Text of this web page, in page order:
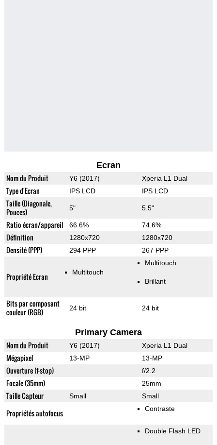
Ecran
Nom du Produit Y6 (2017) Xperia L1 Dual
Type d'Ecran IPS LCD IPS LCD
Taille (Diagonale,
Pouces)
5" 5.5"
Ratio écran/appareil 66.6% 74.6%
Définition 1280x720 1280x720
Densité (PPP) 294 PPP 267 PPP
Propriété Ecran Multitouch
Multitouch
Brillant
Bits par composant
couleur (RGB)
24 bit 24 bit
Primary Camera
Nom du Produit Y6 (2017) Xperia L1 Dual
Mégapixel 13-MP 13-MP
Ouverture (f-stop) f/2.2
Focale (35mm) 25mm
Taille Capteur Small Small
Propriétés autofocus Contraste
Double Flash LED